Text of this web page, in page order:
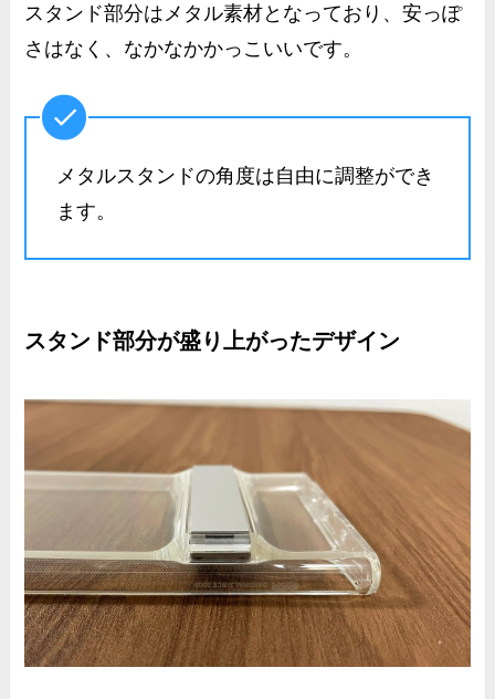
スタンド部分はメタル素材となっており、安っぽ
さはなく、なかなかかっこいいです。
メタルスタンドの角度は自由に調整ができ
ます。
スタンド部分が盛り上がったデザイン